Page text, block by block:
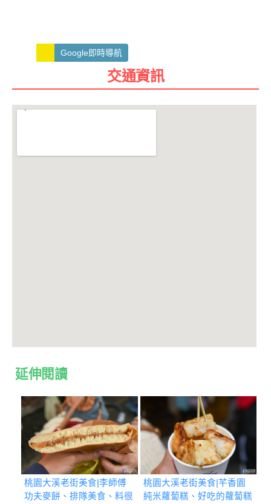
Google即時導航
交通資訊
延伸閱讀
桃園大溪老街美食|李師傅
功夫麥餅、排隊美食、料很
桃園大溪老街美食|芊香園
純米蘿蔔糕、好吃的蘿蔔糕